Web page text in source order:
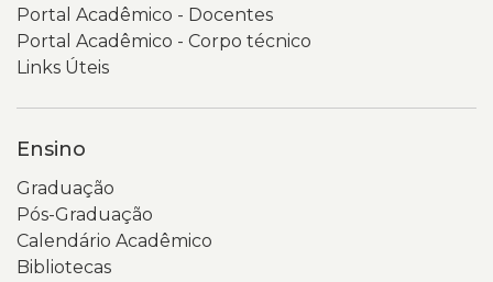
Portal Acadêmico - Docentes
Portal Acadêmico - Corpo técnico
Links Úteis
Ensino
Graduação
Pós-Graduação
Calendário Acadêmico
Bibliotecas